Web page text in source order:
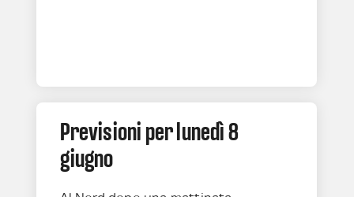
Previsioni per lunedì 8
giugno